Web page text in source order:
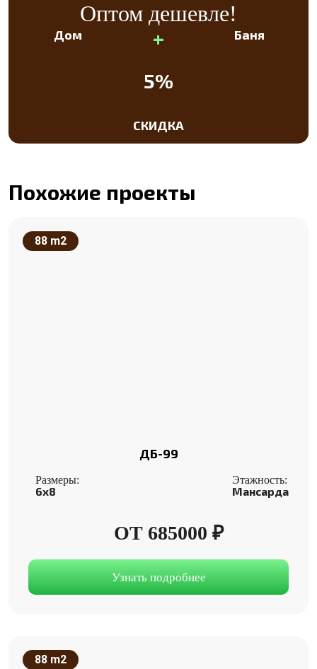
Оптом дешевле!
Дом +
5%
СКИДКА
Баня
Похожие проекты
88 m2
ДБ-99
Размеры:
6x8
Этажность:
Мансарда
ОТ 685000 ₽
Узнать подробнее
88 m2